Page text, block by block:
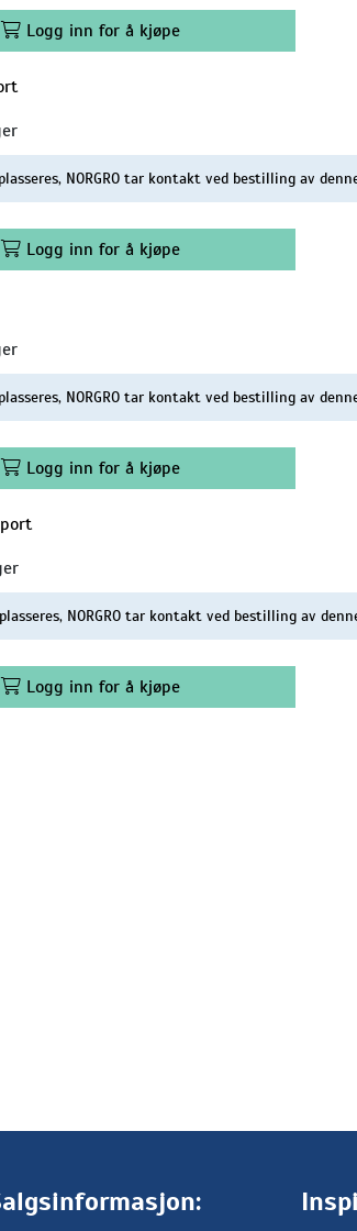
Logg inn for å kjøpe
NORGRO tar kontakt ved bestilling av
Logg inn for å kjøpe
NORGRO tar kontakt ved bestilling av
Logg inn for å kjøpe
NORGRO tar kontakt ved bestilling av
Logg inn for å kjøpe